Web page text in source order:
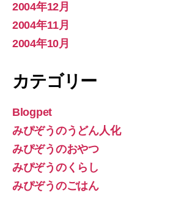
2004年12月
2004年11月
2004年10月
カテゴリー
Blogpet
みぴぞうのうどん人化
みぴぞうのおやつ
みぴぞうのくらし
みぴぞうのごはん